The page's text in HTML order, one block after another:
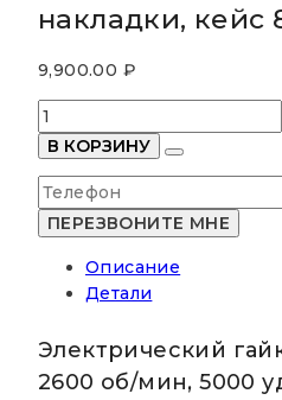
накладки, кейс
9,900.00 ₽
Количество
товара
Электрический
гайковерт
FIT
450
2600
мин,
5000
В КОРЗИНУ
Описание
Детали
Электрический
2600 об/мин, 5000